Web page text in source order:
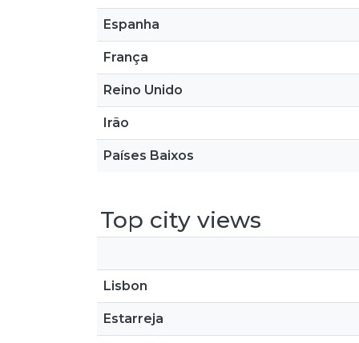
Espanha
França
Reino Unido
Irão
Países Baixos
Top city views
Lisbon
Estarreja